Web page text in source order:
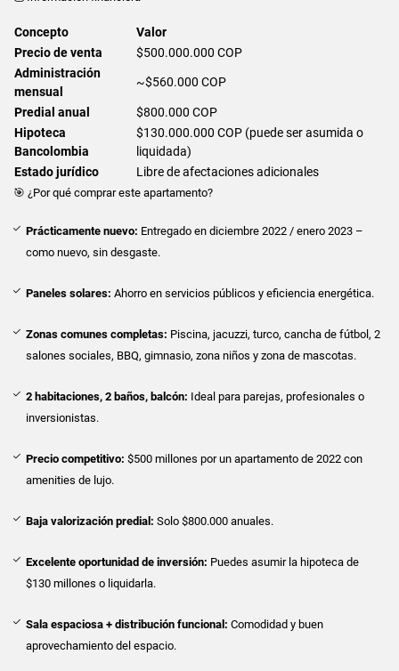
Concepto
Valor
Precio de venta
$500.000.000 COP
Administración
mensual
~$560.000 COP
Predial anual
$800.000 COP
Hipoteca
Bancolombia
$130.000.000 COP (puede ser asumida o
liquidada)
Estado jurídico
Libre de afectaciones adicionales
🎯 ¿Por qué comprar este apartamento?
Prácticamente nuevo: Entregado en diciembre 2022 / enero 2023 –
como nuevo, sin desgaste.
Paneles solares: Ahorro en servicios públicos y eficiencia energética.
Zonas comunes completas: Piscina, jacuzzi, turco, cancha de fútbol, 2
salones sociales, BBQ, gimnasio, zona niños y zona de mascotas.
2 habitaciones, 2 baños, balcón: Ideal para parejas, profesionales o
inversionistas.
Precio competitivo: $500 millones por un apartamento de 2022 con
amenities de lujo.
Baja valorización predial: Solo $800.000 anuales.
Excelente oportunidad de inversión: Puedes asumir la hipoteca de
$130 millones o liquidarla.
Sala espaciosa + distribución funcional: Comodidad y buen
aprovechamiento del espacio.